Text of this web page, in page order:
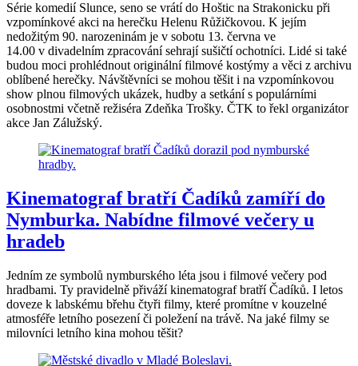
Série komedií Slunce, seno se vrátí do Hoštic na Strakonicku při
vzpomínkové akci na herečku Helenu Růžičkovou. K jejím
nedožitým 90. narozeninám je v sobotu 13. června ve
14.00 v divadelním zpracování sehrají sušičtí ochotníci. Lidé si také
budou moci prohlédnout originální filmové kostýmy a věci z archivu
oblíbené herečky. Návštěvníci se mohou těšit i na vzpomínkovou
show plnou filmových ukázek, hudby a setkání s populárními
osobnostmi včetně režiséra Zdeňka Trošky. ČTK to řekl organizátor
akce Jan Zálužský.
Kinematograf bratří Čadíků zamíří do
Nymburka. Nabídne filmové večery u
hradeb
Jedním ze symbolů nymburského léta jsou i filmové večery pod
hradbami. Ty pravidelně přiváží kinematograf bratří Čadíků. I letos
doveze k labskému břehu čtyři filmy, které promítne v kouzelné
atmosféře letního posezení či poležení na trávě. Na jaké filmy se
milovníci letního kina mohou těšit?